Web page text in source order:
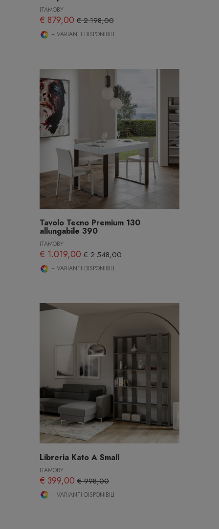
ITAMOBY
€ 879,00€ 2.198,00
+ VARIANTI DISPONIBILI
Tavolo Tecno Premium 130
allungabile 390
ITAMOBY
€ 1.019,00€ 2.548,00
+ VARIANTI DISPONIBILI
Libreria Kato A Small
ITAMOBY
€ 399,00€ 998,00
+ VARIANTI DISPONIBILI